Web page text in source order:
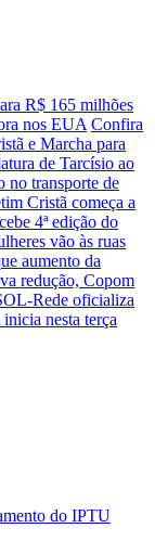
R$ 165 milhões
nos EUA Confira
e Marcha para
de Tarcísio ao
no transporte de
Cristã começa a
4ª edição do
vão às ruas
aumento da
redução, Copom
Rede oficializa
nesta terça